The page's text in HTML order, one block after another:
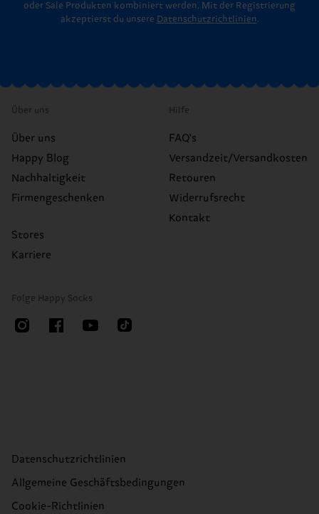
oder Sale Produkten kombiniert werden. Mit der Registrierung
akzeptierst du unsere Datenschutzrichtlinien.
Über uns
Über uns
Happy Blog
Nachhaltigkeit
Firmengeschenken
Stores
Karriere
Hilfe
FAQ's
Versandzeit/Versandkosten
Retouren
Widerrufsrecht
Kontakt
Folge Happy Socks
Datenschutzrichtlinien
Allgemeine Geschäftsbedingungen
Cookie-Richtlinien